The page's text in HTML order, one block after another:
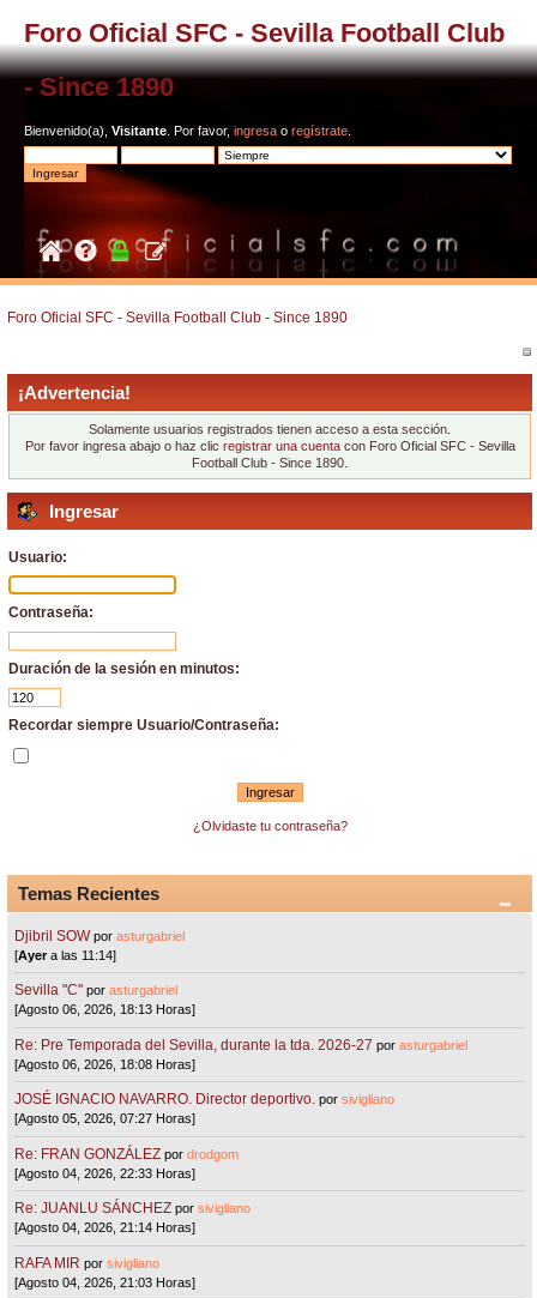
Foro Oficial SFC - Sevilla Football Club
- Since 1890
Bienvenido(a), Visitante . Por favor, ingresa o regístrate
Foro Oficial SFC - Sevilla Football Club - Since 1890
¡Advertencia!
Solamente usuarios registrados tienen acceso a esta sección.
Por favor ingresa abajo o haz clic registrar una cuentacon Foro Oficial SFC - Sevilla
Football Club - Since 1890.
Ingresar
Usuario:
Contraseña:
Duración de la sesión en minutos:
Recordar siempre Usuario/Contraseña:
¿Olvidaste tu contraseña?
Temas Recientes
Djibril SOW porasturgabriel
[Ayera las 11:14]
Sevilla "C"porasturgabriel
[Agosto 06, 2026, 18:13 Horas]
Re: Pre Temporada del Sevilla, durante la tda. 2026-27 porasturgabriel
[Agosto 06, 2026, 18:08 Horas]
JOSÉ IGNACIO NAVARRO. Director deportivo. porsivigliano
[Agosto 05, 2026, 07:27 Horas]
Re: FRAN GONZÁLEZ pordrodgom
[Agosto 04, 2026, 22:33 Horas]
Re: JUANLU SÁNCHEZ porsivigliano
[Agosto 04, 2026, 21:14 Horas]
RAFA MIR porsivigliano
[Agosto 04, 2026, 21:03 Horas]